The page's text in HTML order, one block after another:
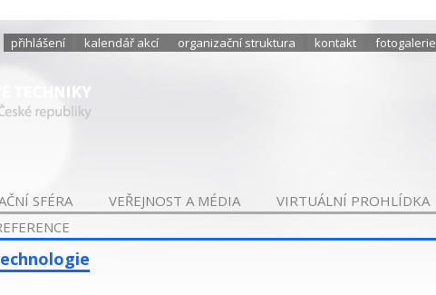
přihlášení kalendář akcí organizační struktura kontakt fotogalerie
SFÉRA VEŘEJNOST A MÉDIA
VIRTUÁLNÍ PROHLÍDKA